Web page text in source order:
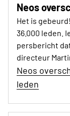
Neos
Het is
36.000 leden.
persbericht
directeur
Neos
leden